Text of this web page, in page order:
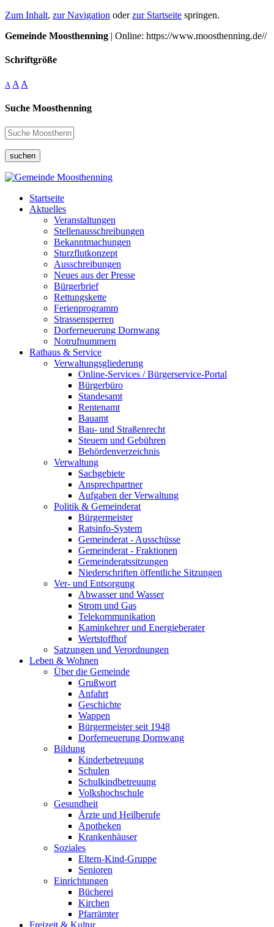
Zum Inhalt, zur Navigation oderzur Startseite springen.
Gemeinde Moosthenning | Online: https://www.moosthenning.de//
Schriftgröße
A A A
Suche Moosthenning
suchen
Startseite
Aktuelles
Veranstaltungen
Stellenausschreibungen
Bekanntmachungen
Sturzflutkonzept
Ausschreibungen
Neues aus der Presse
Bürgerbrief
Rettungskette
Ferienprogramm
Strassensperren
Dorferneuerung Dornwang
Notrufnummern
Rathaus & Service
Verwaltungsgliederung
Online-Services / Bürgerservice-Portal
Bürgerbüro
Standesamt
Rentenamt
Bauamt
Bau- und Straßenrecht
Steuern und Gebühren
Behördenverzeichnis
Verwaltung
Sachgebiete
Ansprechpartner
Aufgaben der Verwaltung
Politik & Gemeinderat
Bürgermeister
Ratsinfo-System
Gemeinderat - Ausschüsse
Gemeinderat - Fraktionen
Gemeinderatssitzungen
Niederschriften öffentliche Sitzungen
Ver- und Entsorgung
Abwasser und Wasser
Strom und Gas
Telekommunikation
Kaminkehrer und Energieberater
Wertstoffhof
Satzungen und Verordnungen
Leben & Wohnen
Über die Gemeinde
Grußwort
Anfahrt
Geschichte
Wappen
Bürgermeister seit 1948
Dorferneuerung Dornwang
Bildung
Kinderbetreuung
Schulen
Schulkindbetreuung
Volkshochschule
Gesundheit
Ärzte und Heilberufe
Apotheken
Krankenhäuser
Soziales
Eltern-Kind-Gruppe
Senioren
Einrichtungen
Bücherei
Kirchen
Pfarrämter
Freizeit & Kultur